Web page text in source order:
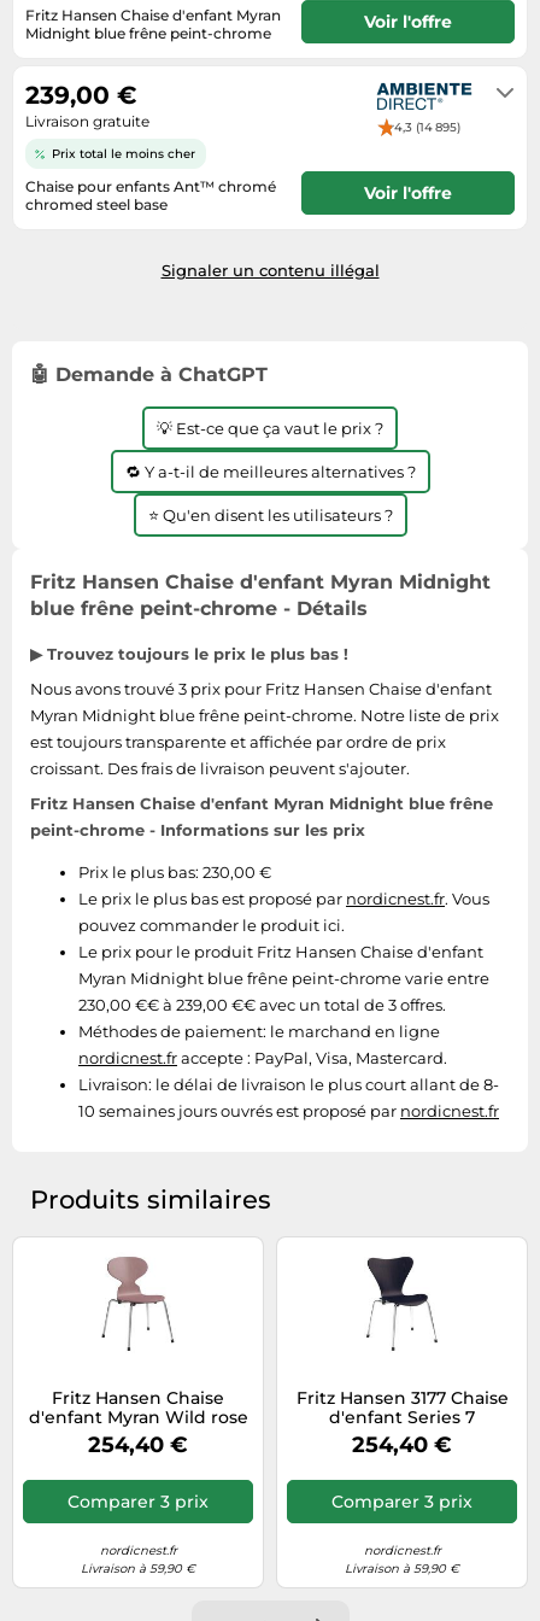
Taille-haies
Textiles de maison
Tondeuses
Tronçonneuses
Informatique
Jeux électroniques
Lave-linge
Machines à coudre
Montres connectées
Médias
Ordinateurs portables
Reflex numériques
Robots de cuisine
Réfrigérateurs
Smartphones
Sèche-linge
Tablettes tactiles
Tondeuses cheveux & barbe
Téléviseurs
Télévision & vidéo
Électroménager
Vélos
Vêtements de sport
Équipement outdoor
Fritz Hansen Chaise d'enfant Myran
Midnight blue frêne peint-chrome
Voir l'offre
Chaise pour enfants Ant™ chromé
chromed steel base
4,3 (14 895)
Prix total le moins cher
239,00 €
Livraison gratuite
Voir l'offre
Signaler un contenu illégal
🤖 Demande à ChatGPT
💡 Est-ce que ça vaut le prix ?
🔁 Y a-t-il de meilleures alternatives ?
⭐ Qu'en disent les utilisateurs ?
Fritz Hansen Chaise d'enfant Myran Midnight
blue frêne peint-chrome - Détails
▶ Trouvez toujours le prix le plus bas !
Nous avons trouvé 3 prix pour Fritz Hansen Chaise d'enfant
Myran Midnight blue frêne peint-chrome. Notre liste de prix
est toujours transparente et affichée par ordre de prix
croissant. Des frais de livraison peuvent s'ajouter.
Fritz Hansen Chaise d'enfant Myran Midnight blue frêne
peint-chrome - Informations sur les prix
Prix le plus bas: 230,00 €
Le prix le plus bas est proposé par nordicnest.fr. Vous
pouvez commander le produit ici.
Le prix pour le produit Fritz Hansen Chaise d'enfant
Myran Midnight blue frêne peint-chrome varie entre
230,00 €€ à 239,00 €€ avec un total de 3 offres.
Méthodes de paiement: le marchand en ligne
nordicnest.fraccepte : PayPal, Visa, Mastercard.
Livraison: le délai de livraison le plus court allant de 8-
10 semaines jours ouvrés est proposé par nordicnest.fr
Produits similaires
Fritz Hansen Chaise
d'enfant Myran Wild rose
frêne peint-chrome
254,40 €
Comparer 3 prix
nordicnest.fr
Livraison à 59,90 €
Fritz Hansen 3177 Chaise
d'enfant Series 7
Midnight blue frêne
peint-chrome
254,40 €
Comparer 3 prix
nordicnest.fr
Livraison à 59,90 €